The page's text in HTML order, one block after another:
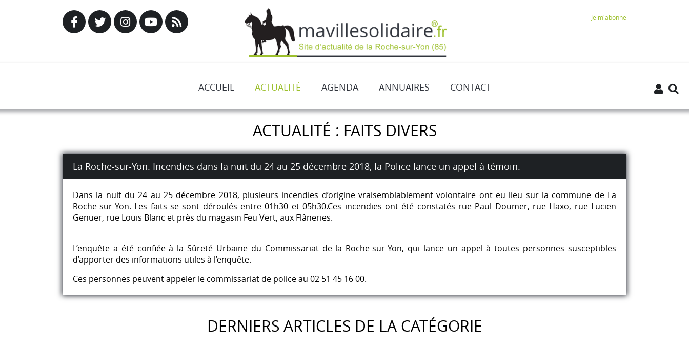
Je m'abonne
ACCUEIL ACTUALITÉ AGENDA ANNUAIRES CONTACT
ACTUALITÉ : FAITS DIVERS
La Roche-sur-Yon. Incendies dans la nuit du 24 au 25 décembre 2018, la Police lance un appel à témoin.
Dans la nuit du 24 au 25 décembre 2018, plusieurs incendies d’origine vraisemblablement volontaire ont eu lieu sur la commune de La
Roche-sur-Yon. Les faits se sont déroulés entre 01h30 et 05h30.Ces incendies ont été constatés rue Paul Doumer, rue Haxo, rue Lucien
Genuer, rue Louis Blanc et près du magasin Feu Vert, aux Flâneries.
L’enquête a été confiée à la Sûreté Urbaine du Commissariat de la Roche-sur-Yon, qui lance un appel à toutes personnes susceptibles
d’apporter des informations utiles à l’enquête.
Ces personnes peuvent appeler le commissariat de police au 02 51 45 16 00.
DERNIERS ARTICLES DE LA CATÉGORIE